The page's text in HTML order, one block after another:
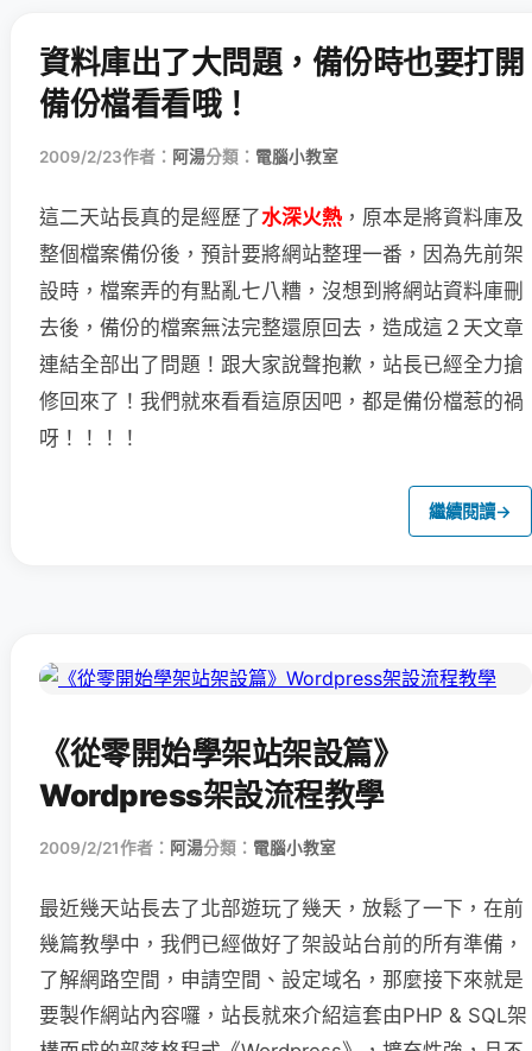
資料庫出了大問題，備份時也要打開
備份檔看看哦！
2009/2/23作者： 阿湯分類： 電腦小教室
這二天站長真的是經歷了水深火熱 ，原本是將資料庫及
整個檔案備份後，預計要將網站整理一番，因為先前架
設時，檔案弄的有點亂七八糟，沒想到將網站資料庫刪
去後，備份的檔案無法完整還原回去，造成這２天文章
連結全部出了問題！跟大家說聲抱歉，站長已經全力搶
修回來了！我們就來看看這原因吧，都是備份檔惹的禍
呀！！！！
繼續閱讀→
《從零開始學架站架設篇》
Wordpress架設流程教學
2009/2/21作者： 阿湯分類： 電腦小教室
最近幾天站長去了北部遊玩了幾天，放鬆了一下，在前
幾篇教學中，我們已經做好了架設站台前的所有準備，
了解網路空間，申請空間、設定域名，那麼接下來就是
要製作網站內容囉，站長就來介紹這套由PHP & SQL架